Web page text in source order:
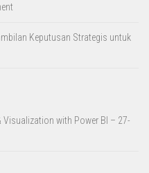
Keputusan Strategis untuk
with Power BI – 27-